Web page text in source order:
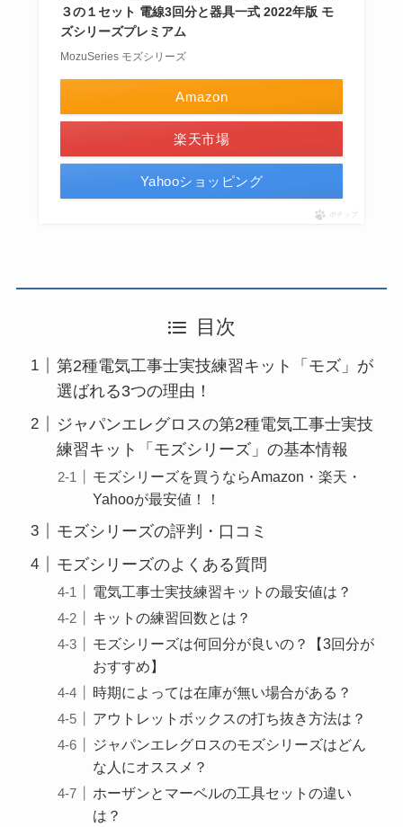
３の１セット 電線3回分と器具一式 2022年版 モ
ズシリーズプレミアム
MozuSeries モズシリーズ
Amazon
楽天市場
Yahooショッピング
ポチップ
目次
第2種電気工事士実技練習キット「モズ」が
選ばれる3つの理由！
ジャパンエレグロスの第2種電気工事士実技
練習キット「モズシリーズ」の基本情報
モズシリーズを買うならAmazon・楽天・
Yahooが最安値！！
モズシリーズの評判・口コミ
モズシリーズのよくある質問
電気工事士実技練習キットの最安値は？
キットの練習回数とは？
モズシリーズは何回分が良いの？【3回分が
おすすめ】
時期によっては在庫が無い場合がある？
アウトレットボックスの打ち抜き方法は？
ジャパンエレグロスのモズシリーズはどん
な人にオススメ？
ホーザンとマーベルの工具セットの違い
は？